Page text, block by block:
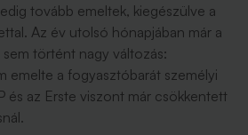
tovább emeltek, kiegészülve a
Az év utolsó hónapjában már a
történt nagy változás:
emelte a fogyasztóbarát személyi
és az Erste viszont már csökkentett